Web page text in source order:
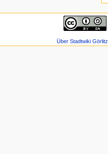
Über Stadtwiki Görlitz